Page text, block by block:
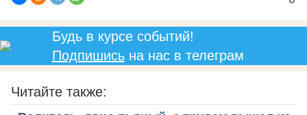
Будь в курсе событий!
Подпишисьна нас в телеграм
Читайте также: